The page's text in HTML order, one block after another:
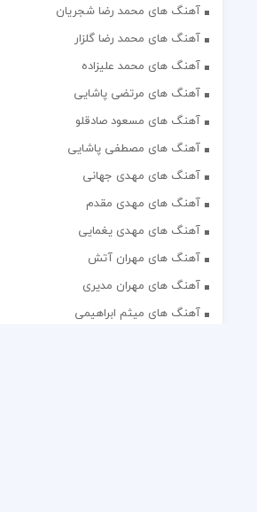
آهنگ های محمد رضا شجریان
آهنگ های محمد رضا گلزار
آهنگ های محمد علیزاده
آهنگ های مرتضی پاشایی
آهنگ های مسعود صادقلو
آهنگ های مصطفی پاشایی
آهنگ های مهدی جهانی
آهنگ های مهدی مقدم
آهنگ های مهدی یغمایی
آهنگ های مهران آتش
آهنگ های مهران مدیری
آهنگ های میثم ابراهیمی